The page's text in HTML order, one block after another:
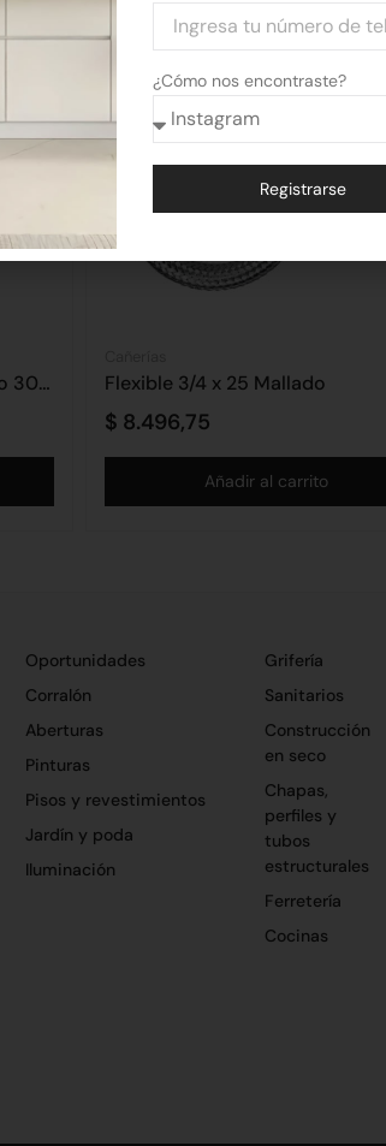
Fratacho Plástico Alto Impacto 30cm Flexible 3/4 x 25 Mallado
$ 8.496,75
Añadir al carrito
Oportunidades
Corralón
Aberturas
Pinturas
Pisos y revestimientos
Jardín y poda
Iluminación
Grifería
Sanitarios
Construcción
en seco
Chapas,
perfiles y
tubos
estructurales
Ferretería
Cocinas
¿Cómo nos encontraste?
Registrarse